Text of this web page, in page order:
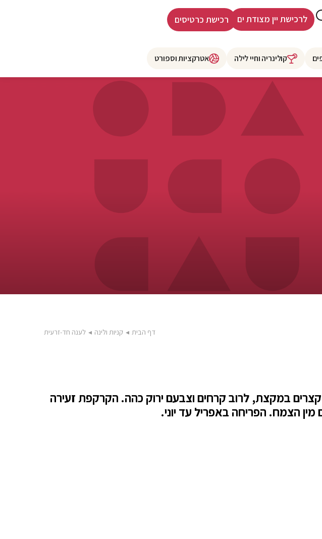
לרכישת יין מצודת ים רכישת כרטיסים
קולינריה וחיי לילה אטרקציות וספורט
דף הבית ◂ קניות ולינה ◂ לענה חד-זרעית
והענפים בשרניים, קצרים במקצת, לרוב קרחים וצבעם ירוק כהה. הקרקפת זעירה
הצמח. הפריחה באפריל עד יוני.